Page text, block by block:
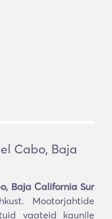
Cabo, Baja
Baja California Sur
Mootorjahtide
vaateid kaunile